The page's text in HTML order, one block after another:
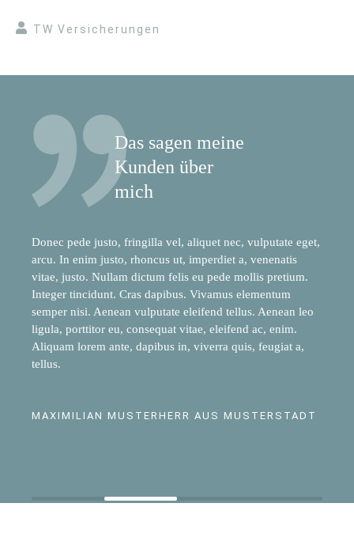
TW Versicherungen
Das sagen meine
Kunden über
mich
Donec pede justo, fringilla vel, aliquet nec, vulputate eget,
arcu. In enim justo, rhoncus ut, imperdiet a, venenatis
vitae, justo. Nullam dictum felis eu pede mollis pretium.
Integer tincidunt. Cras dapibus. Vivamus elementum
semper nisi. Aenean vulputate eleifend tellus. Aenean leo
ligula, porttitor eu, consequat vitae, eleifend ac, enim.
Aliquam lorem ante, dapibus in, viverra quis, feugiat a,
tellus.
MAXIMILIAN MUSTERHERR AUS MUSTERSTADT